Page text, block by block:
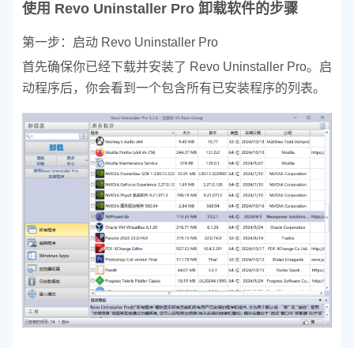
使用 Revo Uninstaller Pro 卸载软件的步骤
第一步：启动 Revo Uninstaller Pro
首先确保你已经下载并安装了 Revo Uninstaller Pro。启
动程序后，你会看到一个包含所有已安装程序的列表。